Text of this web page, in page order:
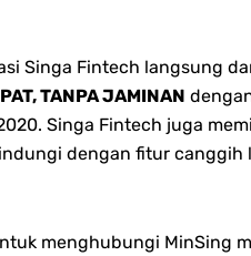
Singa Fintech langsung
TANPA JAMINAN
Singa Fintech juga
dengan fitur canggih
menghubungi MinSing